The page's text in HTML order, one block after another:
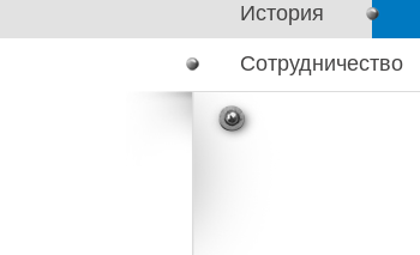
История
Сотрудничество